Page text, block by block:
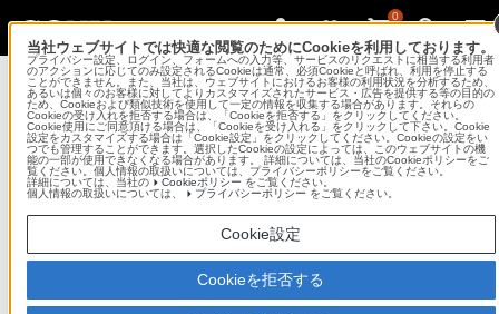
0
Sony Imaging Gallery
ソニーイメージングギャラリー 銀座
コンテンツメニュー
当社ウェブサイトでは快適な閲覧のためにCookieを利用しております。
プライバシー設定、ログイン、フォームへの入力等、サービスのリクエストに相当する利用者
のアクションに応じてのみ設定されるCookieは通常、必須Cookieと呼ばれ、利用を停止する
ことができません。また、当社は、ウェブサイトにおけるお客様の利用状況を分析するため、
あるいは個々のお客様に対してよりカスタマイズされたサービス・広告を提供する等の目的の
ため、Cookieおよび類似技術を使用して一定の情報を収集する場合があります。それらの
Cookieの受け入れを拒否する場合は、「Cookieを拒否する」をクリックしてください。
Cookie使用にご同意頂ける場合は、「Cookieを受け入れる」をクリックして下さい。Cookie
設定をカスタマイズする場合は「Cookie設定」をクリックしてください。Cookieの設定をい
つでも管理することができます。選択したCookieの設定によっては、このウェブサイトの機
能の一部が使用できなくなる場合があります。 詳細については、当社のCookieポリシーをご
覧ください。個人情報の取扱いについては、プライバシーポリシーをご覧ください。
詳細については、当社の
Cookieポリシー をご覧ください。
個人情報の取扱いについては、
プライバシーポリシー をご覧ください。
Cookie設定
Cookieを拒否する